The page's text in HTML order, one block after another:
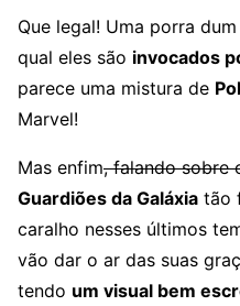
Que legal! Uma porra
qual eles são invocados
parece uma mistura de
Marvel!
Mas enfim, falando sobre
Guardiões da Galáxia tão
caralho nesses últimos
vão dar o ar das suas
tendo um visual bem